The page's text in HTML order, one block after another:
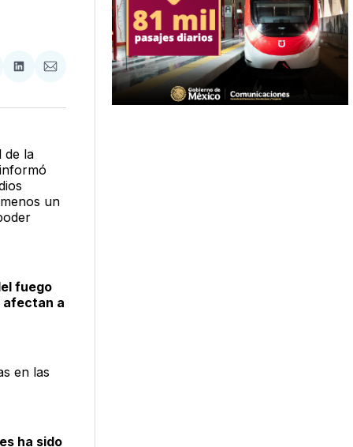
Compartir
LinkedIn
Compartir
Email
de la
un
fuego
afectan a
en las
ha sido